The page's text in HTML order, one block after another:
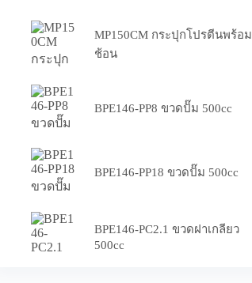
MP150CM กระปุกโปรตีนพร้อม
ช้อน
BPE146-PP8 ขวดปั๊ม 500cc
BPE146-PP18 ขวดปั๊ม 500cc
BPE146-PC2.1 ขวดฝาเกลียว
500cc